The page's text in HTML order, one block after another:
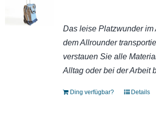
Das leise Platzwunder im
dem Allrounder
verstauen Sie alle
Alltag oder bei der Arbeit
Ding verfügbar? Details